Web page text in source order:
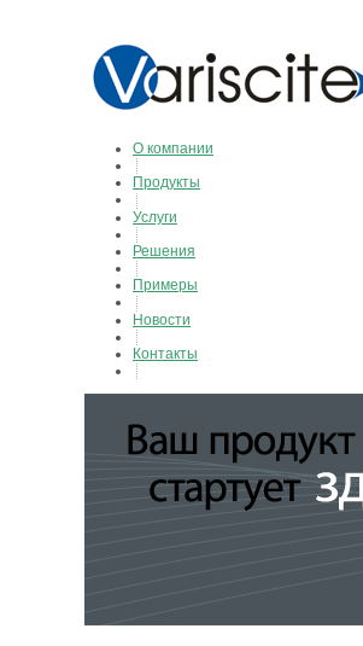
О компании
Продукты
Услуги
Решения
Примеры
Новости
Контакты